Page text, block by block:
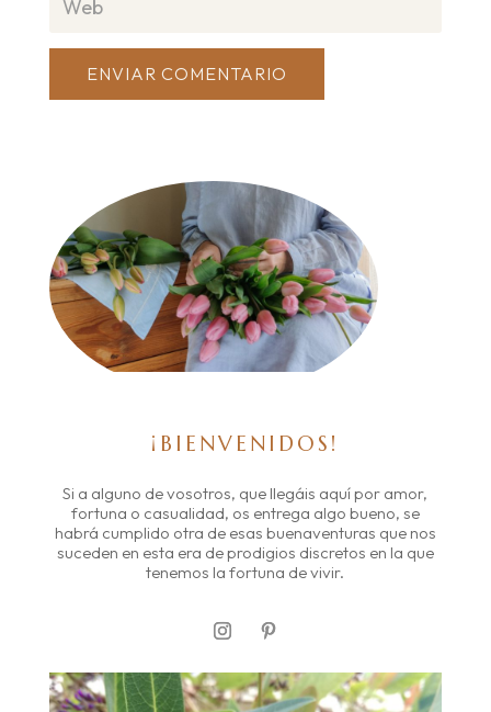
ENVIAR COMENTARIO
¡BIENVENIDOS!
Si a alguno de vosotros, que llegáis aquí por amor,
fortuna o casualidad, os entrega algo bueno, se
habrá cumplido otra de esas buenaventuras que nos
suceden en esta era de prodigios discretos en la que
tenemos la fortuna de vivir.